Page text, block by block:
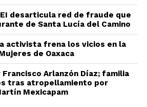
desarticula red de fraude que
de Santa Lucía del Camino
activista frena los vicios en la
de Oaxaca
Arlanzón Díaz; familia
tras atropellamiento por
Mexicapam